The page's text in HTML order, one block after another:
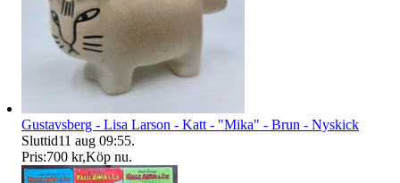
Gustavsberg - Lisa Larson - Katt - "Mika" - Brun - Nyskick
Sluttid11 aug 09:55.
Pris:700 kr,Köp nu.